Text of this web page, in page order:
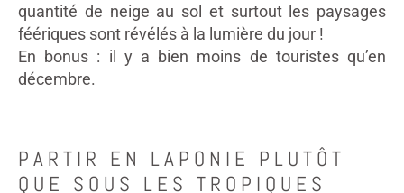
quantité de neige au sol et surtout les paysages
féériques sont révélés à la lumière du jour !
En bonus : il y a bien moins de touristes qu’en
décembre.
PARTIR EN LAPONIE PLUTÔT
QUE SOUS LES TROPIQUES